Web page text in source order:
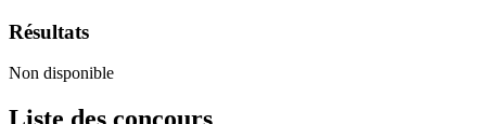
Résultats
Non disponible